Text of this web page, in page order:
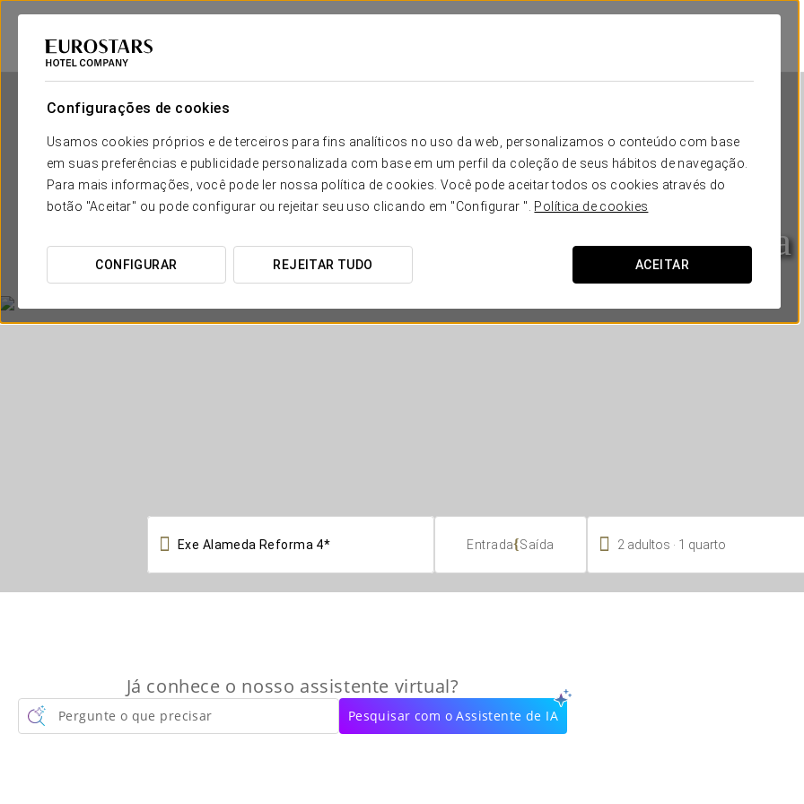
Configurações de cookies
Usamos cookies próprios e de terceiros para fins analíticos no uso da web, personalizamos o conteúdo com base
em suas preferências e publicidade personalizada com base em um perfil da coleção de seus hábitos de navegação.
Para mais informações, você pode ler nossa política de cookies. Você pode aceitar todos os cookies através do
botão "Aceitar" ou pode configurar ou rejeitar seu uso clicando em "Configurar ". Política de cookies
CONFIGURAR REJEITAR TUDO ACEITAR
Exe Alameda Reforma
CIDADE DO MÉXICO, CDMX
 Entrada{Saída  2 adultos 1 quarto
Já conhece o nosso assistente virtual?
Pergunte o que precisar Pesquisar com o Assistente de IA